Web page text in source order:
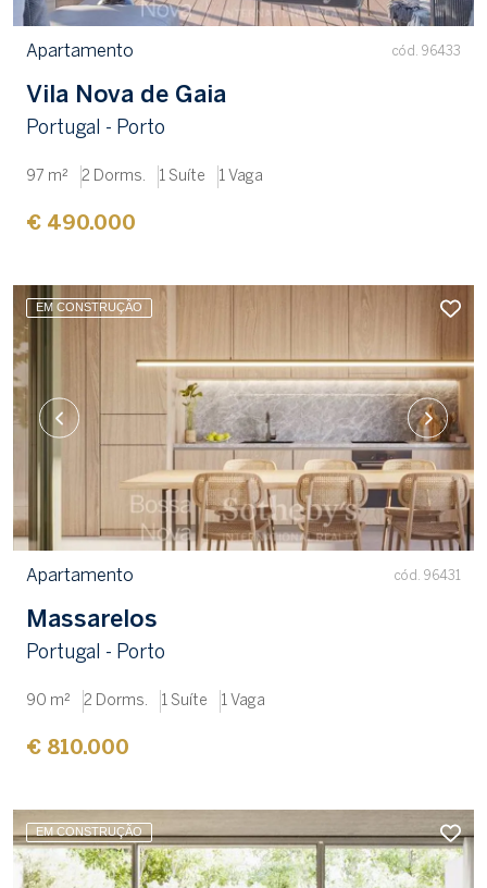
Apartamento cód. 96433
Vila Nova de Gaia
Portugal - Porto
97 m² 2 Dorms. 1 Suíte 1 Vaga
€ 490.000
EM CONSTRUÇÃO
Apartamento cód. 96431
Massarelos
Portugal - Porto
90 m² 2 Dorms. 1 Suíte 1 Vaga
€ 810.000
EM CONSTRUÇÃO